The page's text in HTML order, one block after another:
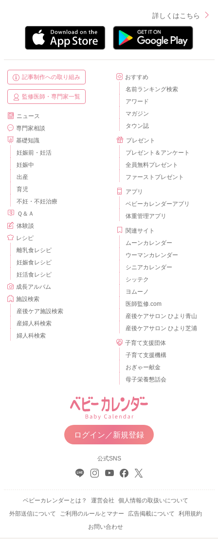
詳しくはこちら
記事制作への取り組み
監修医師・専門家一覧
ニュース
専門家相談
基礎知識
妊娠前・妊活
妊娠中
出産
育児
不妊・不妊治療
Ｑ＆Ａ
体験談
レシピ
離乳食レシピ
妊娠食レシピ
妊活食レシピ
成長アルバム
施設検索
産後ケア施設検索
産婦人科検索
婦人科検索
おすすめ
名前ランキング検索
アワード
マガジン
タウン誌
プレゼント
プレゼント＆アンケート
全員無料プレゼント
ファーストプレゼント
アプリ
ベビーカレンダーアプリ
体重管理アプリ
関連サイト
ムーンカレンダー
ウーマンカレンダー
シニアカレンダー
シッテク
ヨムーノ
医師監修.com
産後ケアサロン ひより青山
産後ケアサロン ひより芝浦
子育て支援団体
子育て支援機構
おぎゃー献金
母子栄養懇話会
ログイン／新規登録
公式SNS
ベビーカレンダーとは？ 運営会社
個人情報の取扱いについて
外部送信について
ご利用のルールとマナー 広告掲載について
利用規約
お問い合わせ